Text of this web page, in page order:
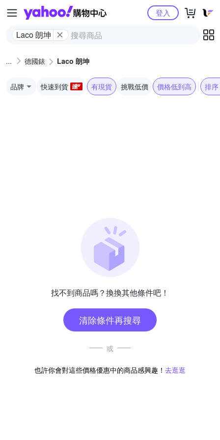
Yahoo購物中心
Laco 朗坤
登入
德國錶 Laco 朗坤
品牌 快速到貨 有現貨 挑戰低價 價格低到高 排序
找不到商品嗎？換換其他條件吧！
清除條件再搜尋
或
也許你會對這些價格優惠中的商品感興趣！ 去逛逛